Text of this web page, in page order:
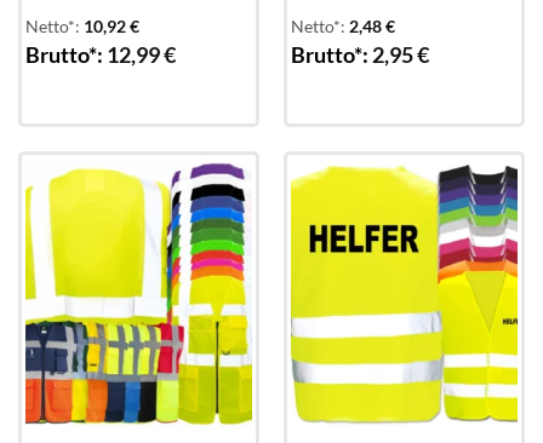
Netto*: 10,92€
Brutto*: 12,99€
Netto*: 2,48€
Brutto*: 2,95€
Add to
wishlist
Add to
wishlist